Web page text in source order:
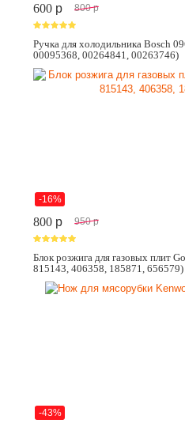
600 p 800 p
Ручка для холодильника Bosch
00095368, 00264841, 00263746)
-16%
800 p 950 p
Блок розжига для газовых плит
815143, 406358, 185871, 656579)
-43%